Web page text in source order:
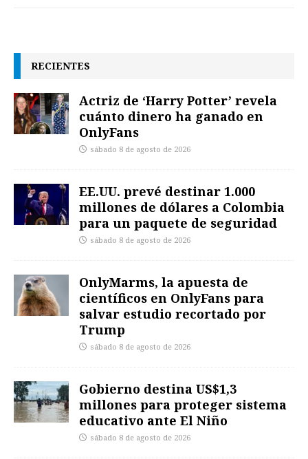
RECIENTES
Actriz de ‘Harry Potter’ revela
cuánto dinero ha ganado en
OnlyFans
sábado 8 de agosto de 2026
EE.UU. prevé destinar 1.000
millones de dólares a Colombia
para un paquete de seguridad
sábado 8 de agosto de 2026
OnlyMarms, la apuesta de
científicos en OnlyFans para
salvar estudio recortado por
Trump
sábado 8 de agosto de 2026
Gobierno destina US$1,3
millones para proteger sistema
educativo ante El Niño
sábado 8 de agosto de 2026